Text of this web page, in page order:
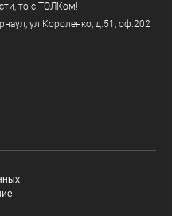
то с ТОЛКом!
, ул.Короленко, д.51, оф.202